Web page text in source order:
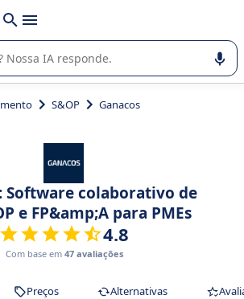
com
no uso ou na seleção de software
S&OP Ganacos
Software colaborativo de
e FP&amp;A para PMEs
4.8
Com base em 47 avaliações
Preços Alternativas